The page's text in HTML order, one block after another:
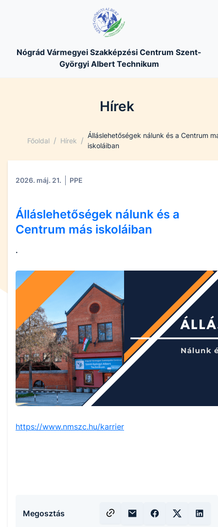
Nógrád Vármegyei Szakképzési Centrum Szent-
Györgyi Albert Technikum
Hírek
Főoldal / Hírek /
Álláslehetőségek nálunk és a Centrum
iskoláiban
2026. máj. 21. PPE
Álláslehetőségek nálunk és a
Centrum más iskoláiban
.
https://www.nmszc.hu/karrier
Megosztás